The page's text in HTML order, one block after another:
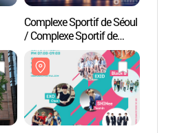
Complexe Sportif de Séoul
/ Complexe Sportif de
Jamsil (서울종합운동장
(잠실종합운동장))